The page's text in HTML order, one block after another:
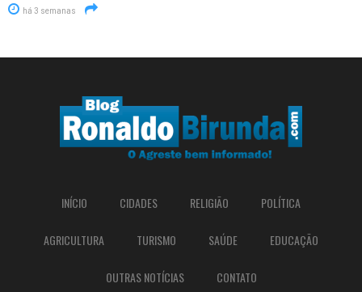
há 3 semanas
INÍCIO CIDADES RELIGIÃO POLÍTICA
AGRICULTURA TURISMO SAÚDE EDUCAÇÃO
OUTRAS NOTÍCIAS CONTATO